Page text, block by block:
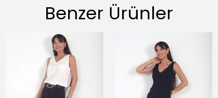
Benzer Ürünler